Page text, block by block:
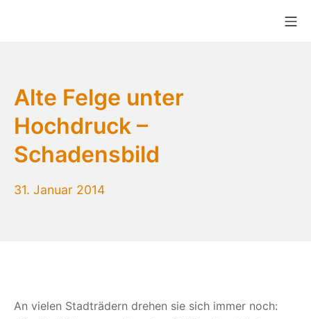
Bikekitchen München e.V.
Alte Felge unter
Hochdruck –
Schadensbild
31. Januar 2014
An vielen Stadträdern drehen sie sich immer noch: